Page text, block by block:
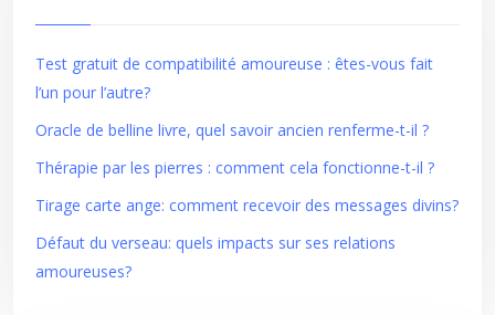
Test gratuit de compatibilité amoureuse : êtes-vous fait
l’un pour l’autre?
Oracle de belline livre, quel savoir ancien renferme-t-il ?
Thérapie par les pierres : comment cela fonctionne-t-il ?
Tirage carte ange: comment recevoir des messages divins?
Défaut du verseau: quels impacts sur ses relations
amoureuses?